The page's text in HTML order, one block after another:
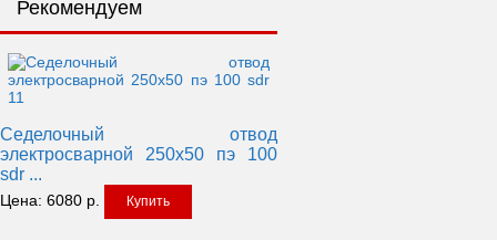
Рекомендуем
Седелочный отвод
электросварной 250x50 пэ 100
sdr ...
Цена: 6080 р. Купить